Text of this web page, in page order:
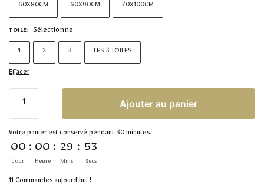
60X80CM 60X90CM 70X100CM
TOILE: Sélectionne
1 2 3 LES 3 TOILES
Effacer
Ajouter au panier
Votre panier est conservé pendant 30 minutes.
00
Jour
: 00
Heure
: 29
Mins
: 53
Secs
11 Commandes aujourd'hui !